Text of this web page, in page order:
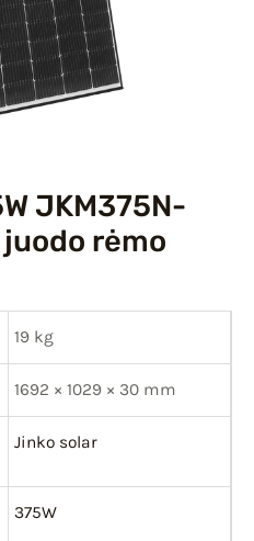
JKM375N-
rėmo
19 kg
1692 × 1029 × 30 mm
Jinko solar
375W